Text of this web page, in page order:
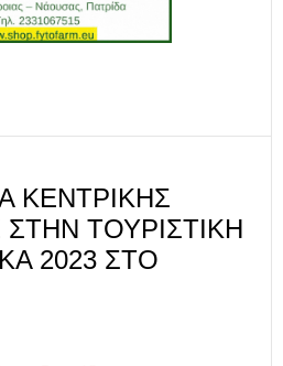
ΚΕΝΤΡΙΚΉΣ
ΤΟΥΡΙΣΤΙΚΉ
2023 ΣΤΟ